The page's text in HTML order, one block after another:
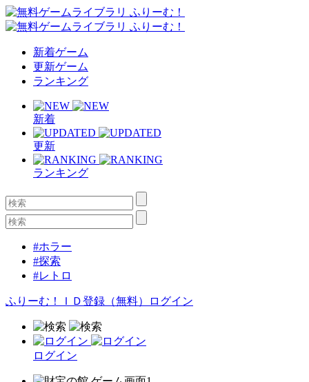
新着ゲーム
更新ゲーム
ランキング
新着
更新
ランキング
#ホラー
#探索
#レトロ
ふりーむ！ＩＤ登録（無料） ログイン
ログイン